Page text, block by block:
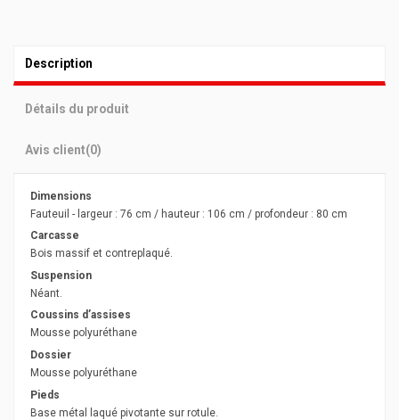
Description
Détails du produit
Avis client(0)
Dimensions
Fauteuil - largeur : 76 cm / hauteur : 106 cm / profondeur : 80 cm
Carcasse
Bois massif et contreplaqué.
Suspension
Néant.
Coussins d’assises
Mousse polyuréthane
Dossier
Mousse polyuréthane
Pieds
Base métal laqué pivotante sur rotule.